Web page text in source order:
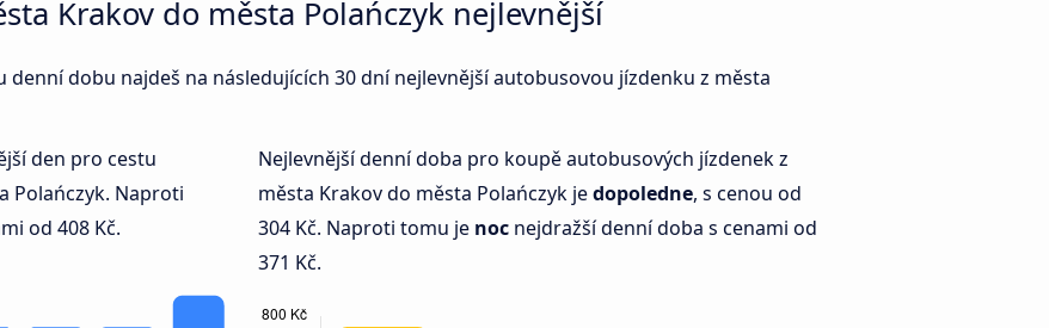
Krakov do města Polańczyk nejlevnější
denní dobu najdeš na následujících 30 dní nejlevnější autobusovou jízdenku z města
den pro cestu
Polańczyk. Naproti
od 408 Kč.
Nejlevnější denní doba pro koupě autobusových jízdenek z
města Krakov do města Polańczyk jedopoledne, s cenou od
304 Kč. Naproti tomu je noc nejdražší denní doba s cenami od
371 Kč.